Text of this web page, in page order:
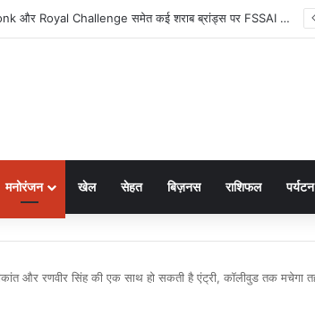
Old Monk और Royal Challenge समेत कई शराब ब्रांड्स पर FSSAI का बड़ा फैसला
मनोरंजन खेल सेहत बिज़नस राशिफल पर्यटन
और रणवीर सिंह की एक साथ हो सकती है एंट्री, कॉलीवुड तक मचेगा